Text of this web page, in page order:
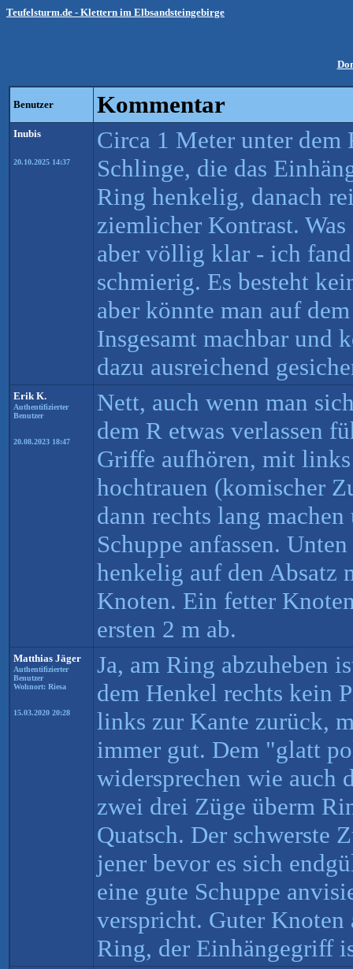
Teufelsturm.de - Klettern im Elbsandsteingebirge
Benutzer Kommentar
Inubis
20.10.2025 14:37
Circa 1 Meter unter
Schlinge, die das
Ring henkelig, danach
ziemlicher Kontrast.
aber völlig klar - ich
schmierig. Es besteht
aber könnte man auf
Insgesamt machbar und
dazu ausreichend
Erik K.
Authentifizierter
Benutzer
20.08.2023 18:47
Nett, auch wenn man
dem R etwas verlassen
Griffe aufhören, mit
hochtrauen (komischer
dann rechts lang
Schuppe anfassen.
henkelig auf den Absatz
Knoten. Ein fetter
ersten 2 m ab.
Matthias Jäger
Authentifizierter
Benutzer
Wohnort: Riesa
15.03.2020 20:28
Ja, am Ring abzuheben
dem Henkel rechts kein
links zur Kante zurück,
immer gut. Dem "glatt
widersprechen wie auch
zwei drei Züge überm
Quatsch. Der schwerste
jener bevor es sich
eine gute Schuppe
verspricht. Guter Knoten
Ring, der Einhängegriff